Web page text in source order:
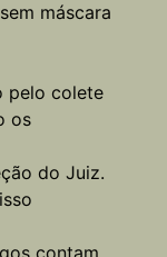
máscara
pelo colete
os
do Juiz.